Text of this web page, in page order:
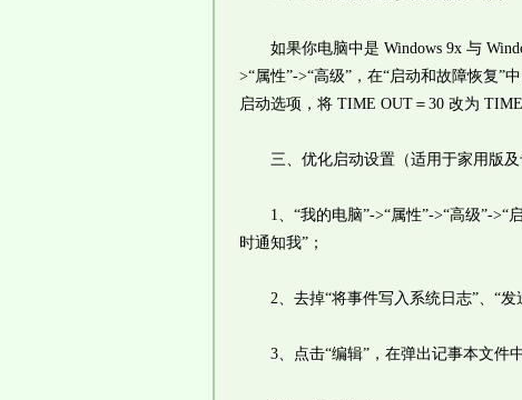
如果你电脑中是 Windows 9x 与
>“属性”->“高级”，在“启动和故障恢复”
启动选项，将 TIME OUT＝30 改为 TIME
三、优化启动设置（适用于家用版及
1、“我的电脑”->“属性”->“高级”->“
时通知我”；
2、去掉“将事件写入系统日志”、“发
3、点击“编辑”，在弹出记事本文件中